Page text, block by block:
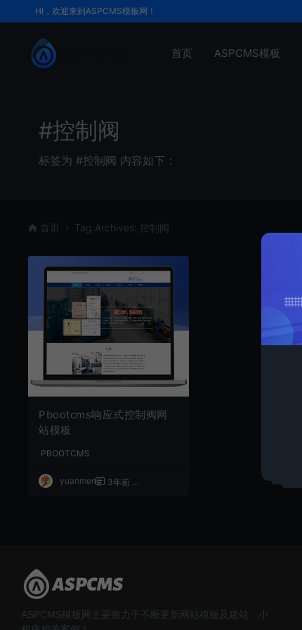
HI，欢迎来到ASPCMS模板网！
首页 ASPCMS模板
#控制阀
标签为 #控制阀 内容如下：
首页 Tag Archives: 控制阀
Pbootcms响应式控制阀网
站模板
PBOOTCMS
yuanmeng 3年前
ASPCMS模板网主要致力于不断更新网站模板及建站、小